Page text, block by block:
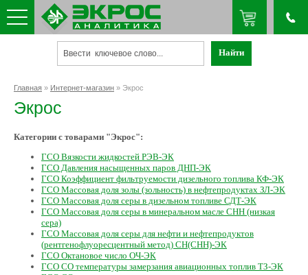
Главная » Интернет-магазин » Экрос
Экрос
Категории с товарами "Экрос":
ГСО Вязкости жидкостей РЭВ-ЭК
ГСО Давления насыщенных паров ДНП-ЭК
ГСО Коэффициент фильтруемости дизельного топлива КФ-ЭК
ГСО Массовая доля золы (зольность) в нефтепродуктах ЗЛ-ЭК
ГСО Массовая доля серы в дизельном топливе СДТ-ЭК
ГСО Массовая доля серы в минеральном масле СНН (низкая
сера)
ГСО Массовая доля серы для нефти и нефтепродуктов
(рентгенофлуоресцентный метод) СН(СНН)-ЭК
ГСО Октановое число ОЧ-ЭК
ГСО СО температуры замерзания авиационных топлив ТЗ-ЭК